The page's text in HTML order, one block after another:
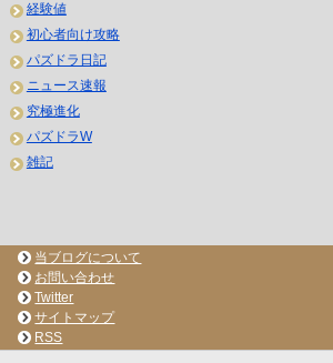
経験値
初心者向け攻略
パズドラ日記
ニュース速報
究極進化
パズドラW
雑記
当ブログについて
お問い合わせ
Twitter
サイトマップ
RSS